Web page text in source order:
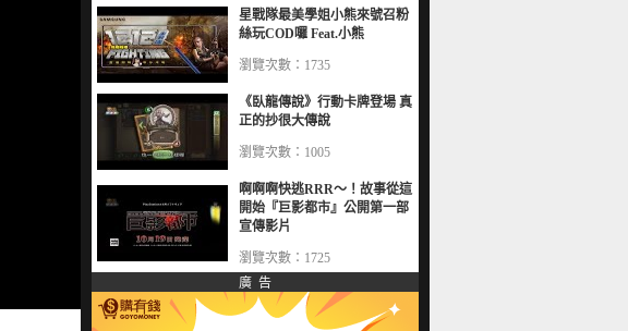
星戰隊最美學姐小熊來號召粉
絲玩COD囉 Feat.小熊
瀏覽次數：1735
《臥龍傳說》行動卡牌登場 真
正的抄很大傳說
瀏覽次數：1005
啊啊啊快逃RRR～！故事從這
開始『巨影都市』公開第一部
宣傳影片
瀏覽次數：1725
廣 告